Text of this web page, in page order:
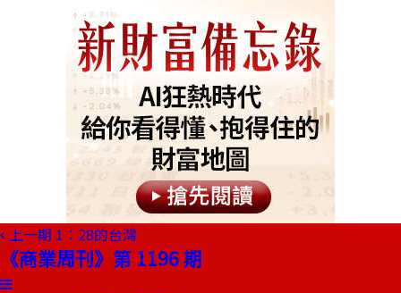
上一期 1：28的台灣
《商業周刊》第 1196 期